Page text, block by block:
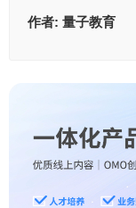
作者: 量子教育